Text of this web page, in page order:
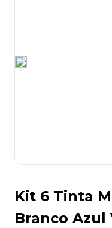
Kit 6 Tinta
Branco
8